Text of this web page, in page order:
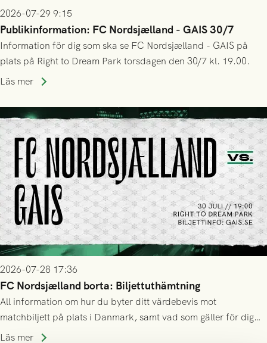
2026-07-29 9:15
Publikinformation: FC Nordsjælland - GAIS 30/7
Information för dig som ska se FC Nordsjælland - GAIS på
plats på Right to Dream Park torsdagen den 30/7 kl. 19.00.
Läs mer
2026-07-28 17:36
FC Nordsjælland borta: Biljettuthämtning
All information om hur du byter ditt värdebevis mot
matchbiljett på plats i Danmark, samt vad som gäller för dig
som står på reservlista eller fått förhinder.
Läs mer